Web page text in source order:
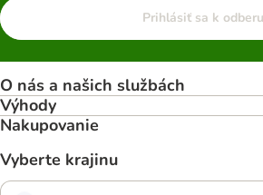
Prihlásiť sa k odberu
O nás a našich službách
Výhody
Nakupovanie
Vyberte krajinu